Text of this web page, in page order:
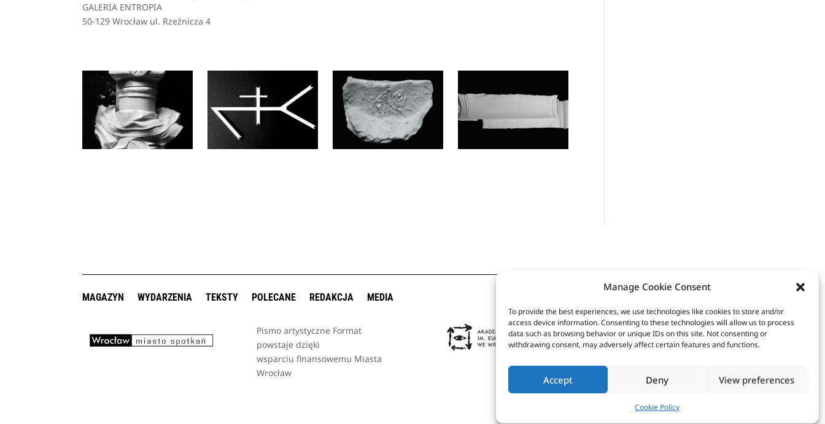
Manage Cookie Consent
To provide the best experiences, we use technologies like cookies to store and/or
access device information. Consenting to these technologies will allow us to process
data such as browsing behavior or unique IDs on this site. Not consenting or
withdrawing consent, may adversely affect certain features and functions.
Accept Deny View preferences
Cookie Policy
GALERIA ENTROPIA
50-129 Wrocław ul. Rzeźnicza 4
MAGAZYN WYDARZENIA TEKSTY POLECANE REDAKCJA MEDIA
Pismo artystyczne Format
powstaje dzięki
wsparciu finansowemu Miasta
Wrocław